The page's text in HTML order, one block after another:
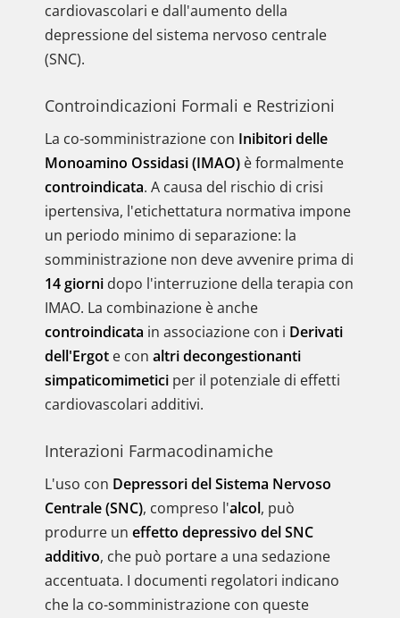
cardiovascolari e dall'aumento della
depressione del sistema nervoso centrale
(SNC).
Controindicazioni Formali e Restrizioni
La co-somministrazione con Inibitori delle
Monoamino Ossidasi (IMAO) è formalmente
controindicata. A causa del rischio di crisi
ipertensiva, l'etichettatura normativa impone
un periodo minimo di separazione: la
somministrazione non deve avvenire prima di
14 giorni dopo l'interruzione della terapia con
IMAO. La combinazione è anche
controindicata in associazione con i Derivati
dell'Ergot e con altri decongestionanti
simpaticomimetici per il potenziale di effetti
cardiovascolari additivi.
Interazioni Farmacodinamiche
L'uso con Depressori del Sistema Nervoso
Centrale (SNC), compreso l'alcol, può
produrre un effetto depressivo del SNC
additivo, che può portare a una sedazione
accentuata. I documenti regolatori indicano
che la co-somministrazione con queste